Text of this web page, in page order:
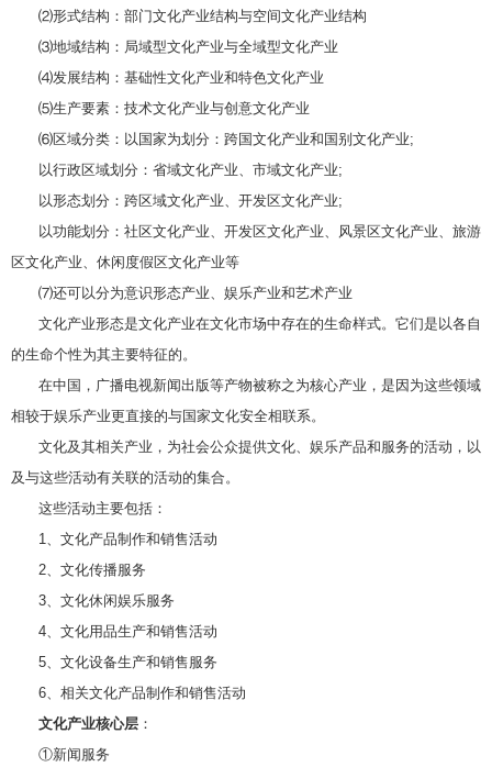
⑵形式结构：部门文化产业结构与空间文化产业结构
⑶地域结构：局域型文化产业与全域型文化产业
⑷发展结构：基础性文化产业和特色文化产业
⑸生产要素：技术文化产业与创意文化产业
⑹区域分类：以国家为划分：跨国文化产业和国别文化产业;
以行政区域划分：省域文化产业、市域文化产业;
以形态划分：跨区域文化产业、开发区文化产业;
以功能划分：社区文化产业、开发区文化产业、风景区文化产业、旅游
区文化产业、休闲度假区文化产业等
⑺还可以分为意识形态产业、娱乐产业和艺术产业
文化产业形态是文化产业在文化市场中存在的生命样式。它们是以各自
的生命个性为其主要特征的。
在中国，广播电视新闻出版等产物被称之为核心产业，是因为这些领域
相较于娱乐产业更直接的与国家文化安全相联系。
文化及其相关产业，为社会公众提供文化、娱乐产品和服务的活动，以
及与这些活动有关联的活动的集合。
这些活动主要包括：
1、文化产品制作和销售活动
2、文化传播服务
3、文化休闲娱乐服务
4、文化用品生产和销售活动
5、文化设备生产和销售服务
6、相关文化产品制作和销售活动
文化产业核心层 ：
①新闻服务